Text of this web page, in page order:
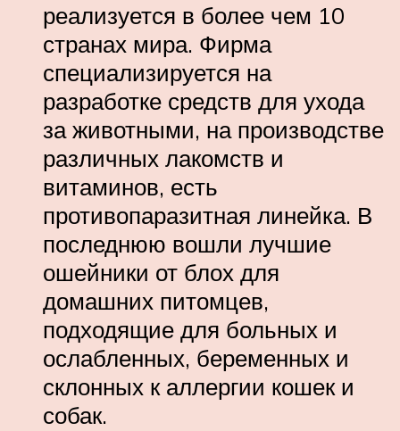
реализуется в более чем 10
странах мира. Фирма
специализируется на
разработке средств для ухода
за животными, на производстве
различных лакомств и
витаминов, есть
противопаразитная линейка. В
последнюю вошли лучшие
ошейники от блох для
домашних питомцев,
подходящие для больных и
ослабленных, беременных и
склонных к аллергии кошек и
собак.